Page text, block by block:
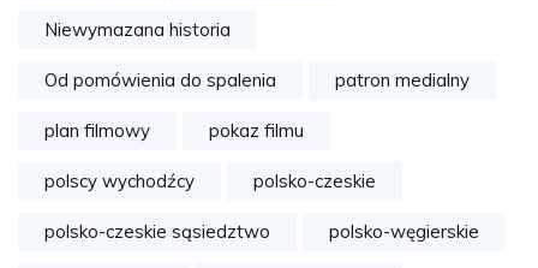
Niewymazana historia
Od pomówienia do spalenia patron medialny
plan filmowy pokaz filmu
polscy wychodźcy polsko-czeskie
polsko-czeskie sąsiedztwo polsko-węgierskie